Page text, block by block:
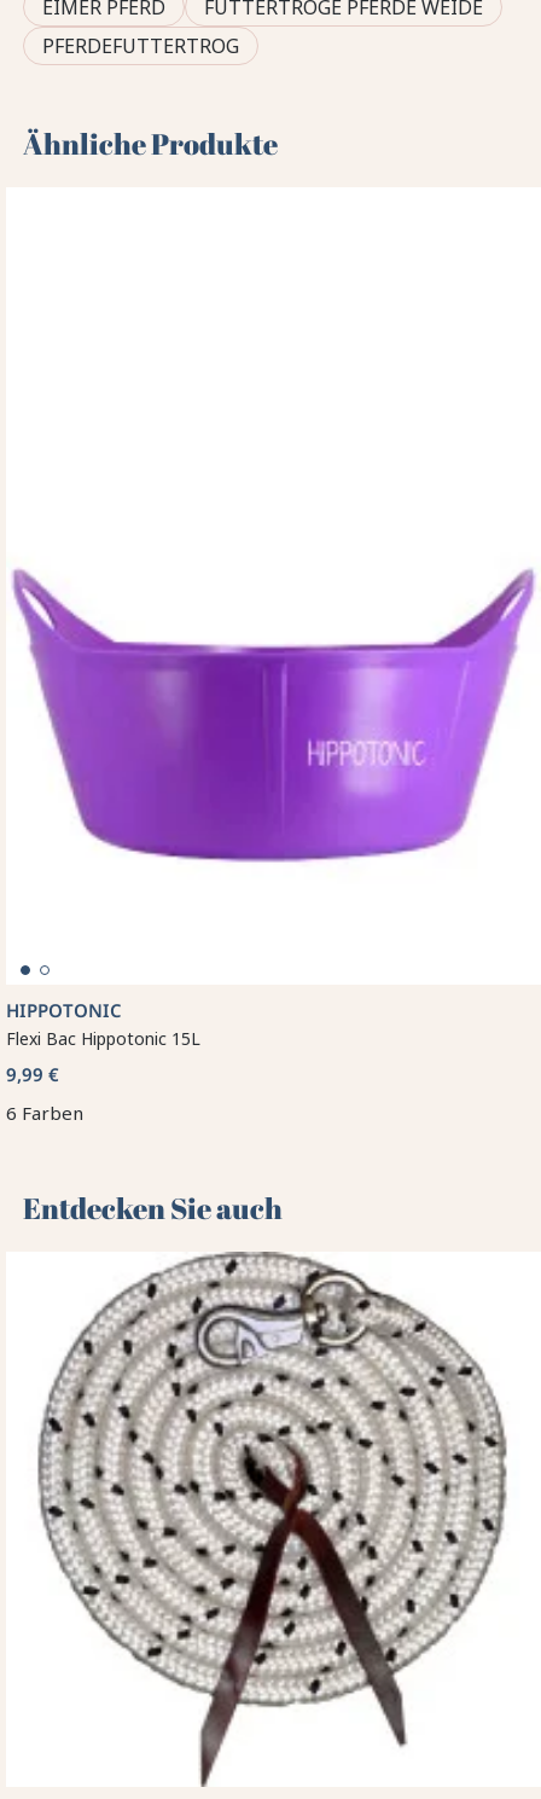
EIMER PFERD
FUTTERTRÖGE PFERDE WEIDE
PFERDEFUTTERTROG
Ähnliche Produkte
HIPPOTONIC
Flexi Bac Hippotonic 15L
9,99 €
6 Farben
Entdecken Sie auch 🌻